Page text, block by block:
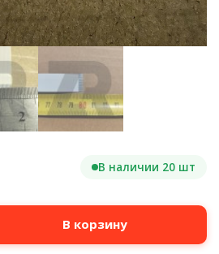
В наличии 20 шт
В корзину